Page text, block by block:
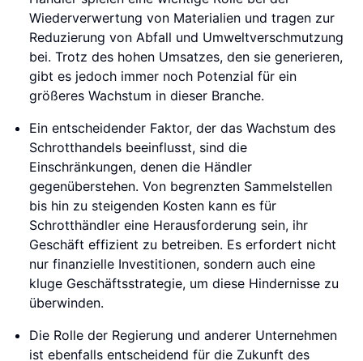
Wiederverwertung von Materialien und tragen zur
Reduzierung von Abfall und Umweltverschmutzung
bei. Trotz des hohen Umsatzes, den sie generieren,
gibt es jedoch immer noch Potenzial für ein
größeres Wachstum in dieser Branche.
Ein entscheidender Faktor, der das Wachstum des
Schrotthandels beeinflusst, sind die
Einschränkungen, denen die Händler
gegenüberstehen. Von begrenzten Sammelstellen
bis hin zu steigenden Kosten kann es für
Schrotthändler eine Herausforderung sein, ihr
Geschäft effizient zu betreiben. Es erfordert nicht
nur finanzielle Investitionen, sondern auch eine
kluge Geschäftsstrategie, um diese Hindernisse zu
überwinden.
Die Rolle der Regierung und anderer Unternehmen
ist ebenfalls entscheidend für die Zukunft des